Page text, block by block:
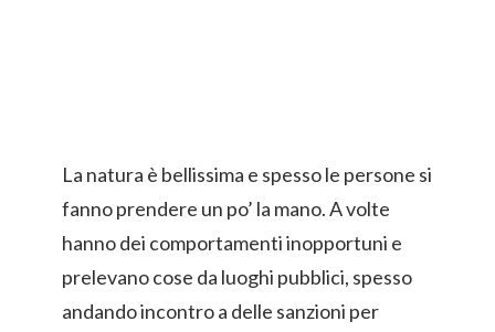
La natura è bellissima e spesso le persone si
fanno prendere un po’ la mano. A volte
hanno dei comportamenti inopportuni e
prelevano cose da luoghi pubblici, spesso
andando incontro a delle sanzioni per